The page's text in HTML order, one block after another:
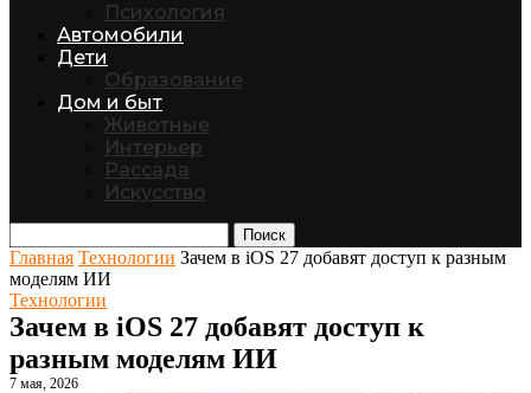
Психология
Автомобили
Дети
Образование
Дом и быт
Животные
Интерьер
Рассада
Искусство
Поиск
Главная Технологии Зачем в iOS 27 добавят доступ к разным
моделям ИИ
Технологии
Зачем в iOS 27 добавят доступ к
разным моделям ИИ
7 мая, 2026